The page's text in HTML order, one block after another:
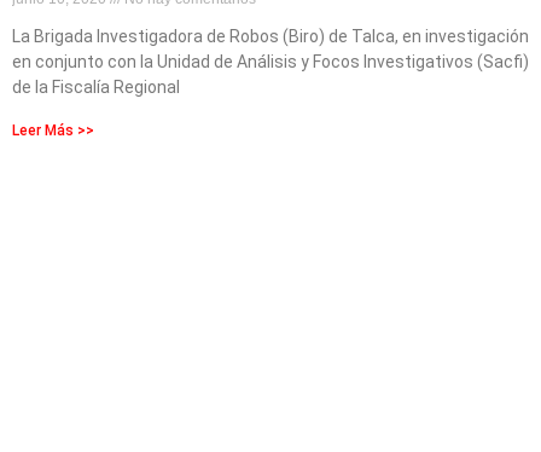
La Brigada Investigadora de Robos (Biro) de Talca, en investigación
en conjunto con la Unidad de Análisis y Focos Investigativos (Sacfi)
de la Fiscalía Regional
Leer Más >>